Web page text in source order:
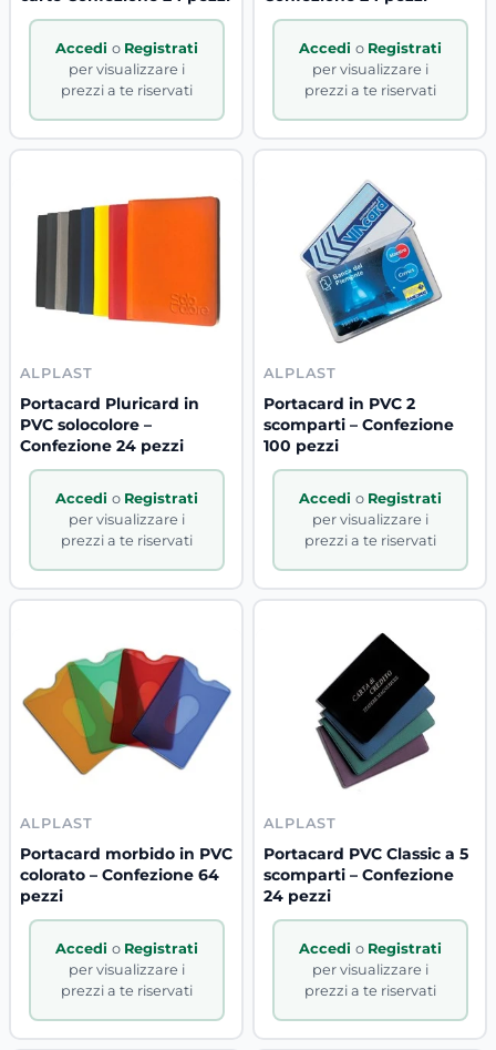
Accedi o Registrati
per visualizzare i
prezzi a te riservati
Accedi o Registrati
per visualizzare i
prezzi a te riservati
ALPLAST
Portacard Pluricard in
PVC solocolore –
Confezione 24 pezzi
Accedi o Registrati
per visualizzare i
prezzi a te riservati
ALPLAST
Portacard in PVC 2
scomparti – Confezione
100 pezzi
Accedi o Registrati
per visualizzare i
prezzi a te riservati
ALPLAST
Portacard morbido in PVC
colorato – Confezione 64
pezzi
Accedi o Registrati
per visualizzare i
prezzi a te riservati
ALPLAST
Portacard PVC Classic a 5
scomparti – Confezione
24 pezzi
Accedi o Registrati
per visualizzare i
prezzi a te riservati